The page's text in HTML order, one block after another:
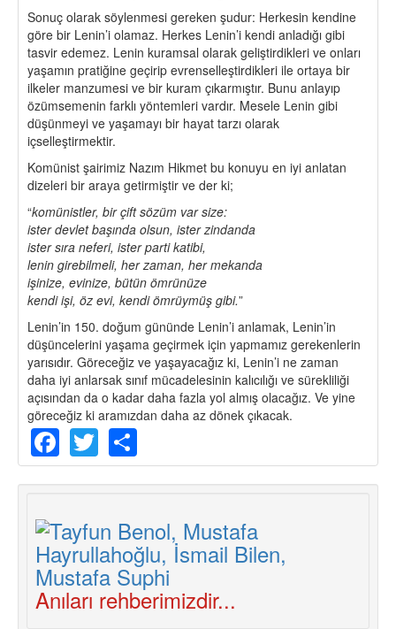
Sonuç olarak söylenmesi gereken şudur: Herkesin kendine
göre bir Lenin’i olamaz. Herkes Lenin’i kendi anladığı gibi
tasvir edemez. Lenin kuramsal olarak geliştirdikleri ve onları
yaşamın pratiğine geçirip evrenselleştirdikleri ile ortaya bir
ilkeler manzumesi ve bir kuram çıkarmıştır. Bunu anlayıp
özümsemenin farklı yöntemleri vardır. Mesele Lenin gibi
düşünmeyi ve yaşamayı bir hayat tarzı olarak
içselleştirmektir.
Komünist şairimiz Nazım Hikmet bu konuyu en iyi anlatan
dizeleri bir araya getirmiştir ve der ki;
“komünistler, bir çift sözüm var size:
ister devlet başında olsun, ister zindanda
ister sıra neferi, ister parti katibi,
lenin girebilmeli, her zaman, her mekanda
işinize, evinize, bütün ömrünüze
kendi işi, öz evi, kendi ömrüymüş gibi.”
Lenin’in 150. doğum gününde Lenin’i anlamak, Lenin’in
düşüncelerini yaşama geçirmek için yapmamız gerekenlerin
yarısıdır. Göreceğiz ve yaşayacağız ki, Lenin’i ne zaman
daha iyi anlarsak sınıf mücadelesinin kalıcılığı ve sürekliliği
açısından da o kadar daha fazla yol almış olacağız. Ve yine
göreceğiz ki aramızdan daha az dönek çıkacak.
Facebook
Twitter
Anıları rehberimizdir...